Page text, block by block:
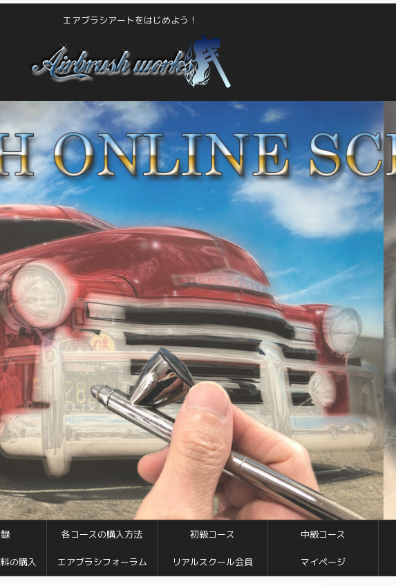
エアブラシアートをはじめよう！
各コースの購入方法 初級コース 中級コース
の購入 エアブラシフォーラム リアルスクール会員 マイページ